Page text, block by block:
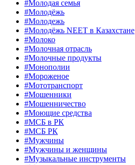
#Молодая семья
#Молодёжь
#Молодежь
#Молодёжь NEET в Казахстане
#Молоко
#Молочная отрасль
#Молочные продукты
#Монополии
#Мороженое
#Мототранспорт
#Мошенники
#Мошенничество
#Моющие средства
#МСБ в РК
#МСБ РК
#Мужчины
#Мужчины и женщины
#Музыкальные инструменты